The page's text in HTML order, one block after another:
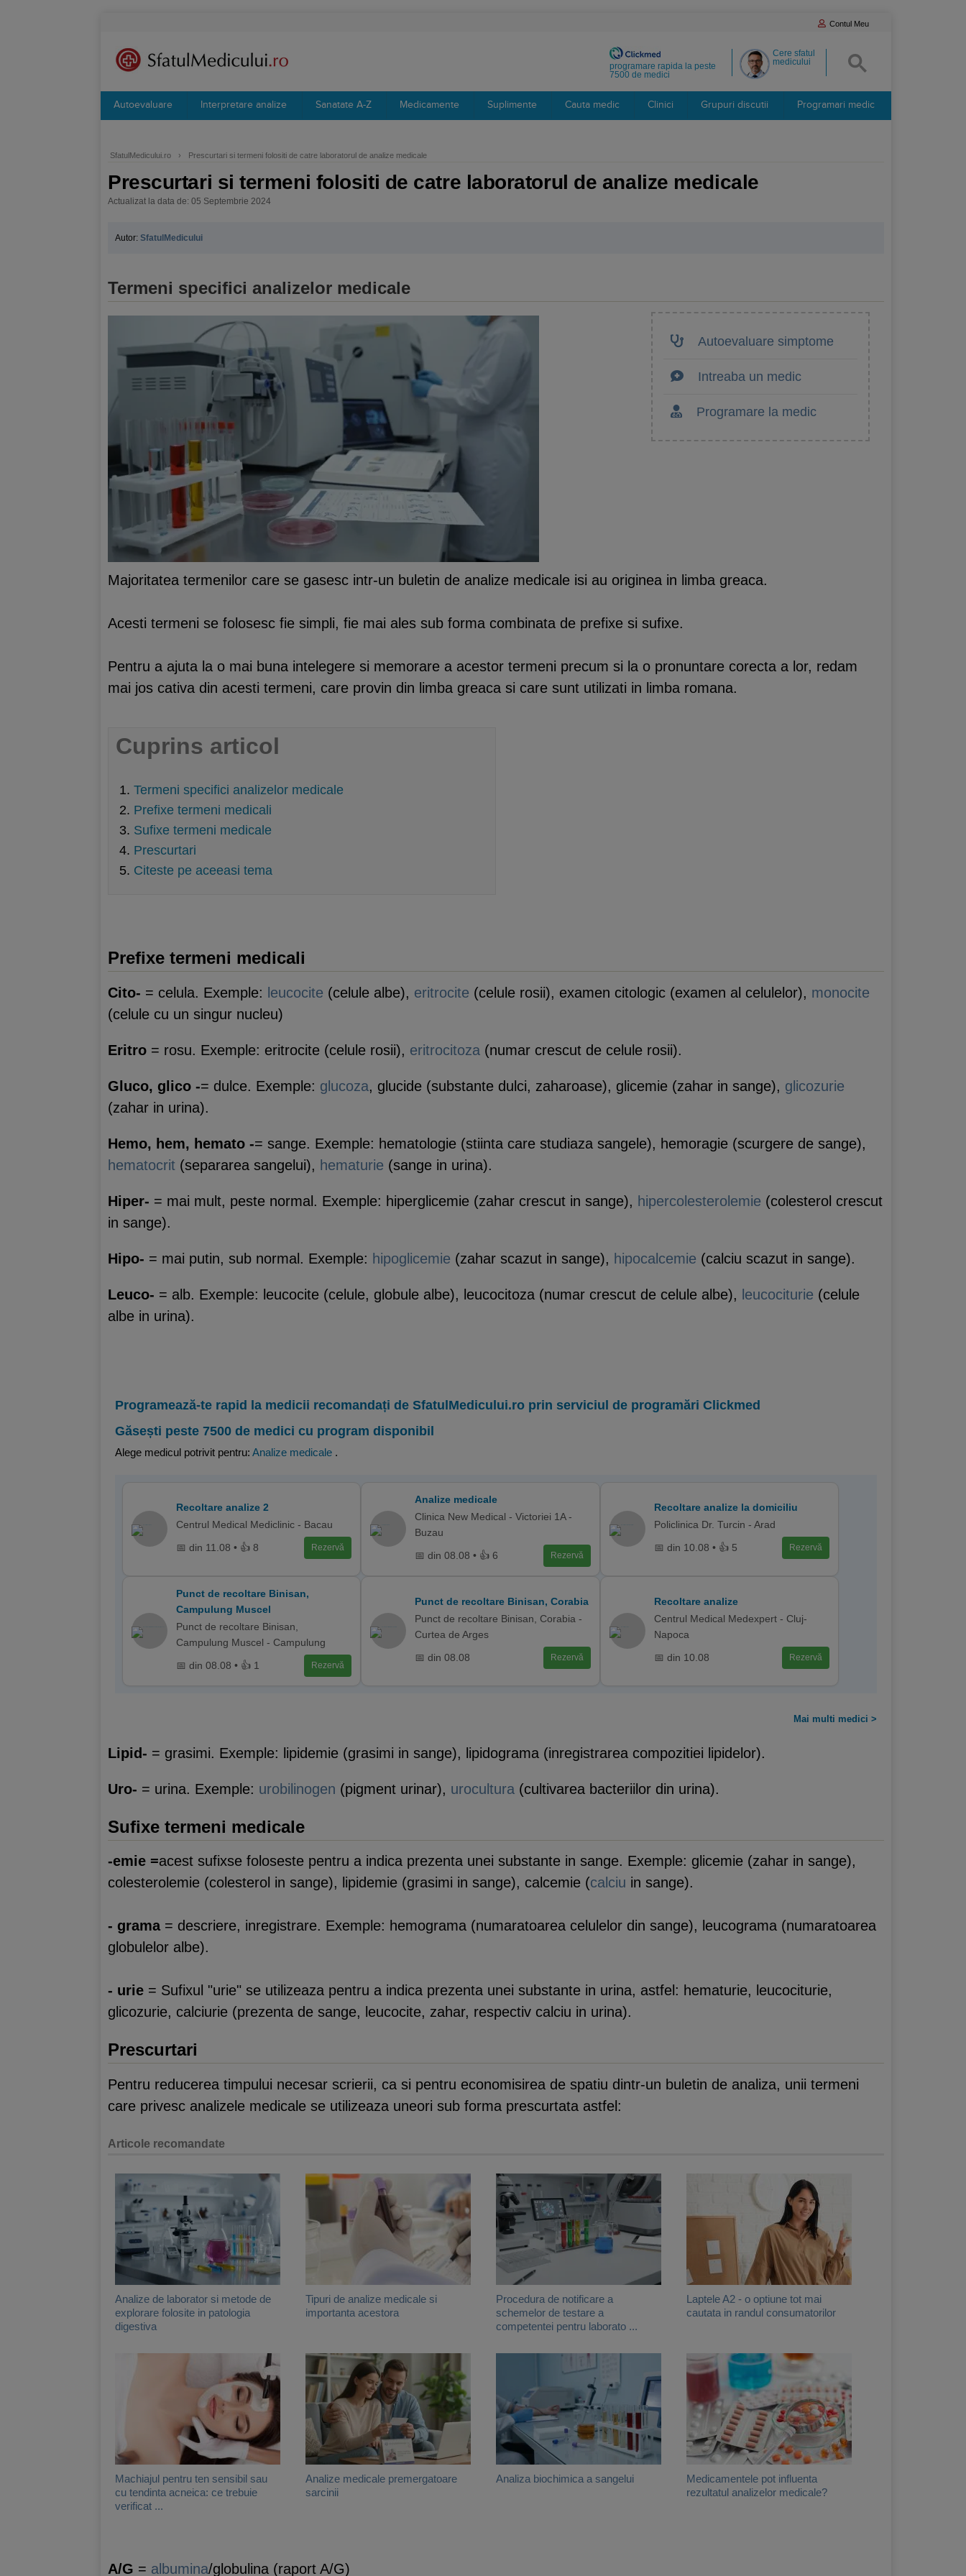
Contul Meu
Cere sfatul
medicului
programare rapida la peste
7500 de medici
Autoevaluare Interpretare analize Sanatate A-Z Medicamente Suplimente Cauta medic Clinici Grupuri discutii Programari medic
SfatulMedicului.ro › Prescurtari si termeni folositi de catre laboratorul de analize medicale
Prescurtari si termeni folositi de catre laboratorul de analize medicale
Actualizat la data de: 05 Septembrie 2024
Autor: SfatulMedicului
Termeni specifici analizelor medicale
Autoevaluare simptome
Intreaba un medic
Programare la medic
Majoritatea termenilor care se gasesc intr-un buletin de analize medicale isi au originea in limba greaca.
Acesti termeni se folosesc fie simpli, fie mai ales sub forma combinata de prefixe si sufixe.
Pentru a ajuta la o mai buna intelegere si memorare a acestor termeni precum si la o pronuntare corecta a lor, redam
mai jos cativa din acesti termeni, care provin din limba greaca si care sunt utilizati in limba romana.
Cuprins articol
Termeni specifici analizelor medicale
Prefixe termeni medicali
Sufixe termeni medicale
Prescurtari
Citeste pe aceeasi tema
Prefixe termeni medicali
Cito- = celula. Exemple: leucocite (celule albe), eritrocite (celule rosii), examen citologic (examen al celulelor), monocite
(celule cu un singur nucleu)
Eritro = rosu. Exemple: eritrocite (celule rosii), eritrocitoza (numar crescut de celule rosii).
Gluco, glico -= dulce. Exemple: glucoza, glucide (substante dulci, zaharoase), glicemie (zahar in sange), glicozurie
(zahar in urina).
Hemo, hem, hemato -= sange. Exemple: hematologie (stiinta care studiaza sangele), hemoragie (scurgere de sange),
hematocrit (separarea sangelui), hematurie (sange in urina).
Hiper- = mai mult, peste normal. Exemple: hiperglicemie (zahar crescut in sange), hipercolesterolemie (colesterol crescut
in sange).
Hipo- = mai putin, sub normal. Exemple: hipoglicemie (zahar scazut in sange), hipocalcemie (calciu scazut in sange).
Leuco- = alb. Exemple: leucocite (celule, globule albe), leucocitoza (numar crescut de celule albe), leucociturie (celule
albe in urina).
Programează-te rapid la medicii recomandați de SfatulMedicului.ro prin serviciul de programări Clickmed
Găsești peste 7500 de medici cu program disponibil
Alege medicul potrivit pentru: Analize medicale .
Recoltare analize 2
Centrul Medical Mediclinic - Bacau
📅 din 11.08 • 👍 8 Rezervă
Analize medicale
Clinica New Medical - Victoriei 1A -
Buzau
📅 din 08.08 • 👍 6 Rezervă
Recoltare analize la domiciliu
Policlinica Dr. Turcin - Arad
📅 din 10.08 • 👍 5 Rezervă
Punct de recoltare Binisan,
Campulung Muscel
Punct de recoltare Binisan,
Campulung Muscel - Campulung
📅 din 08.08 • 👍 1 Rezervă
Punct de recoltare Binisan, Corabia
Punct de recoltare Binisan, Corabia -
Curtea de Arges
📅 din 08.08 Rezervă
Recoltare analize
Centrul Medical Medexpert - Cluj-
Napoca
📅 din 10.08 Rezervă
Mai multi medici >
Lipid- = grasimi. Exemple: lipidemie (grasimi in sange), lipidograma (inregistrarea compozitiei lipidelor).
Uro- = urina. Exemple: urobilinogen (pigment urinar), urocultura (cultivarea bacteriilor din urina).
Sufixe termeni medicale
-emie =acest sufixse foloseste pentru a indica prezenta unei substante in sange. Exemple: glicemie (zahar in sange),
colesterolemie (colesterol in sange), lipidemie (grasimi in sange), calcemie (calciu in sange).
- grama= descriere, inregistrare. Exemple: hemograma (numaratoarea celulelor din sange), leucograma (numaratoarea
globulelor albe).
- urie = Sufixul "urie" se utilizeaza pentru a indica prezenta unei substante in urina, astfel: hematurie, leucociturie,
glicozurie, calciurie (prezenta de sange, leucocite, zahar, respectiv calciu in urina).
Prescurtari
Pentru reducerea timpului necesar scrierii, ca si pentru economisirea de spatiu dintr-un buletin de analiza, unii termeni
care privesc analizele medicale se utilizeaza uneori sub forma prescurtata astfel:
Articole recomandate
Analize de laborator si metode de
explorare folosite in patologia
digestiva
Tipuri de analize medicale si
importanta acestora
Procedura de notificare a
schemelor de testare a
competentei pentru laborato ...
Laptele A2 - o optiune tot mai
cautata in randul consumatorilor
Machiajul pentru ten sensibil sau
cu tendinta acneica: ce trebuie
verificat ...
Analize medicale premergatoare
sarcinii
Analiza biochimica a sangelui
Medicamentele pot influenta
rezultatul analizelor medicale?
A/G = albumina/globulina (raport A/G)